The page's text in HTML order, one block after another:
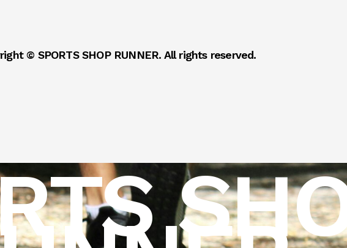
© SPORTS SHOP RUNNER. All rights reserved.